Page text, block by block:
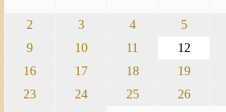
2
3 4 5
9
10 11 12
16
17 18 19
23
24 25 26